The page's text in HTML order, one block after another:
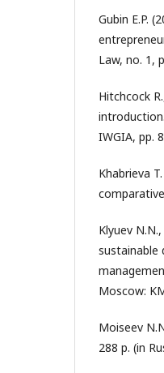
Gubin E.P.
Law, no. 1,
Hitchcock
IWGIA, pp.
Khabrieva
Klyuev
sustainable
Moscow:
Moiseev
288 p. (in